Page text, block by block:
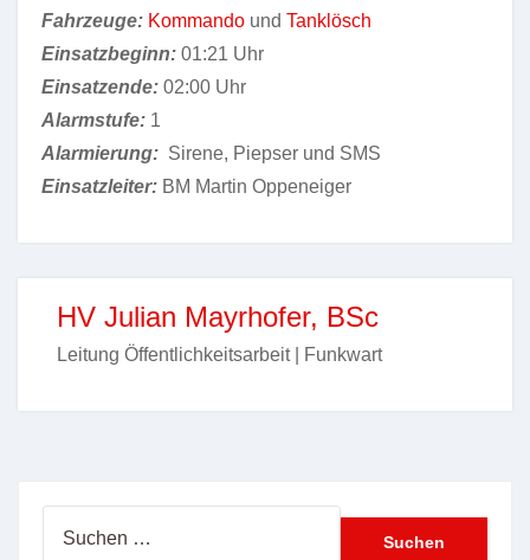
Fahrzeuge: Kommando und Tanklösch
Einsatzbeginn: 01:21 Uhr
Einsatzende: 02:00 Uhr
Alarmstufe: 1
Alarmierung: Sirene, Piepser und SMS
Einsatzleiter: BM Martin Oppeneiger
HV Julian Mayrhofer, BSc
Leitung Öffentlichkeitsarbeit | Funkwart